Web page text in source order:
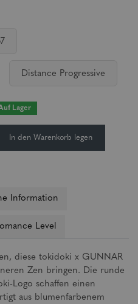
Distance Progressive
Lager
In den Warenkorb legen
Information
Level
diese tokidoki x GUNNAR
Zen bringen. Die runde
Logo schaffen einen
aus blumenfarbenem